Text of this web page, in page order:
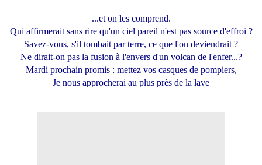
...et on les comprend.
Qui affirmerait sans rire qu'un ciel pareil n'est pas source d'effroi ?
Savez-vous, s'il tombait par terre, ce que l'on deviendrait ?
Ne dirait-on pas la fusion à l'envers d'un volcan de l'enfer...?
Mardi prochain promis : mettez vos casques de pompiers,
Je nous approcherai au plus près de la lave